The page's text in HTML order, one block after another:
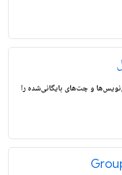
و چت‌های بایگانی‌شده را